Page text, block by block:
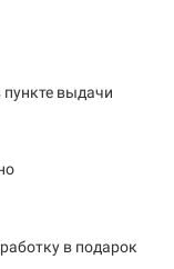
пункте выдачи
в подарок